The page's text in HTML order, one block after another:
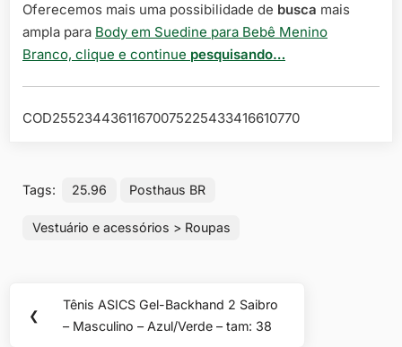
Oferecemos mais uma possibilidade de busca mais
ampla para Body em Suedine para Bebê Menino
Branco, clique e continue pesquisando…
COD25523443611670075225433416610770
Tags: 25.96 Posthaus BR
Vestuário e acessórios > Roupas
Navegação
de
❮
Previous
Post:
Tênis ASICS Gel-Backhand 2 Saibro
– Masculino – Azul/Verde – tam: 38